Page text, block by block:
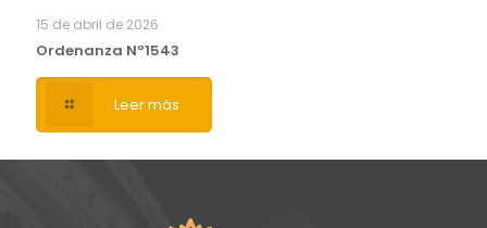
15 de abril de 2026
Ordenanza Nº1543
Leer más